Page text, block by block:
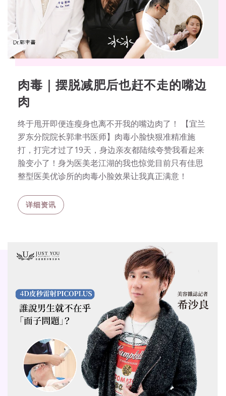
肉毒｜摆脱减肥后也赶不走的嘴边
肉
终于甩开即便连瘦身也离不开我的嘴边肉了！ 【宜兰
罗东分院院长郭聿书医师】肉毒小脸快狠准精准施
打，打完才过了19天，身边亲友都陆续夸赞我看起来
脸变小了！身为医美老江湖的我也惊觉目前只有佳思
整型医美优诊所的肉毒小脸效果让我真正满意！
详细资讯